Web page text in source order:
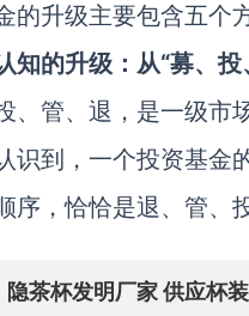
的升级主要包含五个
知的升级：从“募、投
、管、退，是一级市
识到，一个投资基金
序，恰恰是退、管、
隐茶杯发明厂家 供应杯